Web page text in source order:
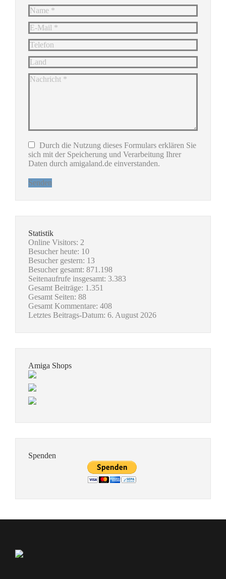
Name *
E-Mail *
Telefon
Land
Nachricht *
Durch die Nutzung dieses Formulars erklären Sie
sich mit der Speicherung und Verarbeitung Ihrer
Daten durch amigaland.de einverstanden.
Senden
Statistik
Online Visitors: 2
Besucher heute: 10
Besucher gestern: 13
Besucher gesamt: 871.198
Seitenaufrufe insgesamt: 3.383
Gesamt Beiträge: 1.351
Gesamt Seiten: 88
Gesamt Kommentare: 408
Letztes Beitrags-Datum: 6. August 2026
Amiga Shops
Spenden